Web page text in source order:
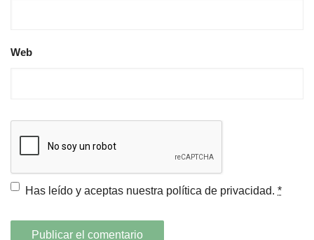
Web
Has leído y aceptas nuestra política de privacidad. *